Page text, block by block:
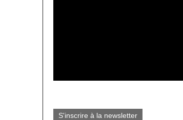
S'inscrire à la newsletter